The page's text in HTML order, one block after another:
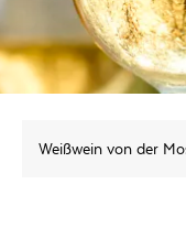
Weißwein von der